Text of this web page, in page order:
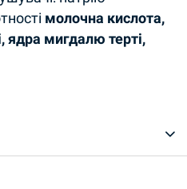
молочна кислота,
ядра мигдалю терті,